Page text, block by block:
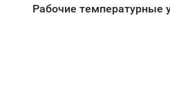
Рабочие температурные